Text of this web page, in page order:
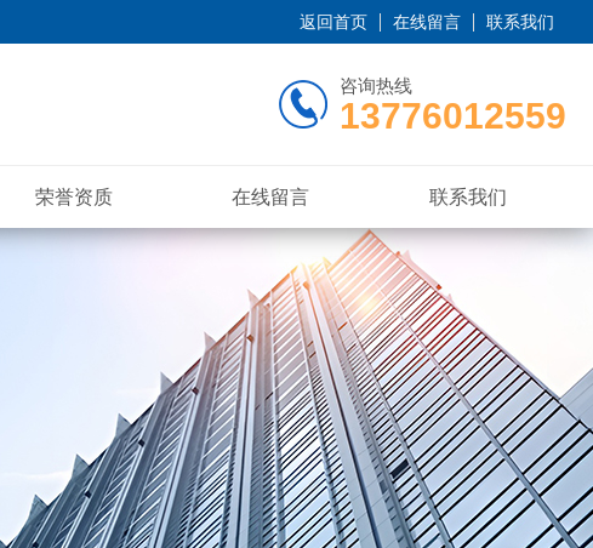
返回首页 在线留言 联系我们
咨询热线
13776012559
荣誉资质 在线留言 联系我们